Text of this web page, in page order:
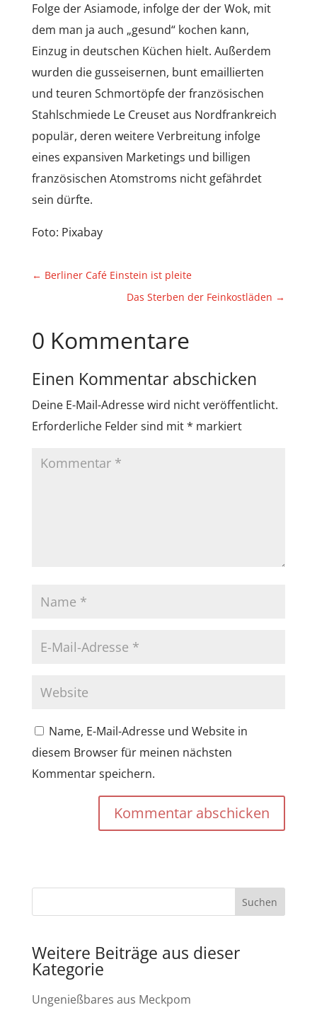
Folge der Asiamode, infolge der der Wok, mit
dem man ja auch „gesund“ kochen kann,
Einzug in deutschen Küchen hielt. Außerdem
wurden die gusseisernen, bunt emaillierten
und teuren Schmortöpfe der französischen
Stahlschmiede Le Creuset aus Nordfrankreich
populär, deren weitere Verbreitung infolge
eines expansiven Marketings und billigen
französischen Atomstroms nicht gefährdet
sein dürfte.
Foto: Pixabay
← Berliner Café Einstein ist pleite
Das Sterben der Feinkostläden →
0 Kommentare
Einen Kommentar abschicken
Deine E-Mail-Adresse wird nicht veröffentlicht.
Erforderliche Felder sind mit* markiert
Name, E-Mail-Adresse und Website in
diesem Browser für meinen nächsten
Kommentar speichern.
Kommentar abschicken
Weitere Beiträge aus dieser
Kategorie
Ungenießbares aus Meckpom